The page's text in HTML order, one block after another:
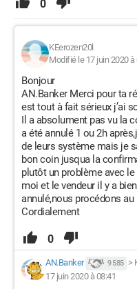
0
KEerozen20l
Modifié le 17 juin 2020 à
Bonjour
AN.Banker Merci pour ta
est tout à fait sérieux j’ai
Il a absolument pas vu la
a été annulé 1 ou 2h
de leurs système mais je
bon coin jusqua la
plutôt un problème avec
moi et le vendeur il y a
annulé,nous procédons
Cordialement
0
AN.Banker 9 585 >
17 juin 2020 à 08:41